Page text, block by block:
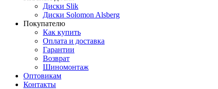
Диски Slik
Диски Solomon Alsberg
Покупателю
Как купить
Оплата и доставка
Гарантии
Возврат
Шиномонтаж
Оптовикам
Контакты